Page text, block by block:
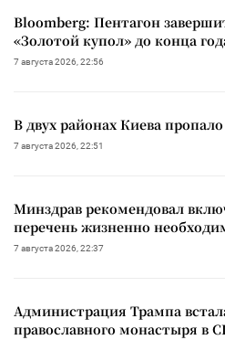
Bloomberg: Пентагон
«Золотой купол» до конца
7 августа 2026, 22:56
В двух районах Киева
7 августа 2026, 22:51
Минздрав рекомендовал
перечень жизненно
7 августа 2026, 22:37
Администрация Трампа
православного монастыря в